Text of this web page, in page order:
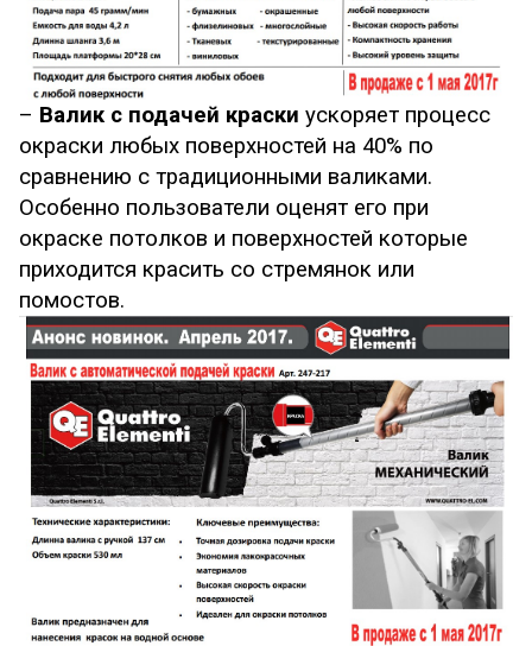
– Валик с подачей краски ускоряет процесс
окраски любых поверхностей на 40% по
сравнению с традиционными валиками.
Особенно пользователи оценят его при
окраске потолков и поверхностей которые
приходится красить со стремянок или
помостов.